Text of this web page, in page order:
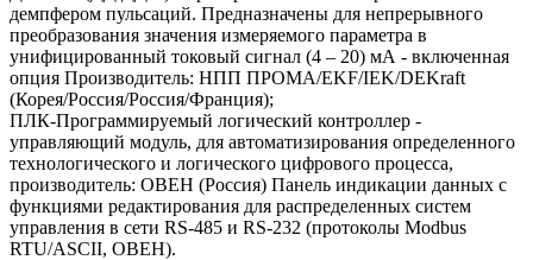
демпфером пульсаций. Предназначены для непрерывного
преобразования значения измеряемого параметра в
унифицированный токовый сигнал (4 – 20) мА - включенная
опция Производитель: НПП ПРОМА/EKF/IEK/DEKraft
(Корея/Россия/Россия/Франция);
ПЛК-Программируемый логический контроллер -
управляющий модуль, для автоматизирования определенного
технологического и логического цифрового процесса,
производитель: ОВЕН (Россия) Панель индикации данных с
функциями редактирования для распределенных систем
управления в сети RS-485 и RS-232 (протоколы Modbus
RTU/ASCII, ОВЕН).